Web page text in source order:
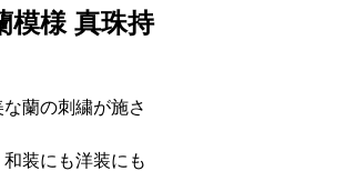
模様 真珠持
蘭の刺繍が施さ
装にも洋装にも